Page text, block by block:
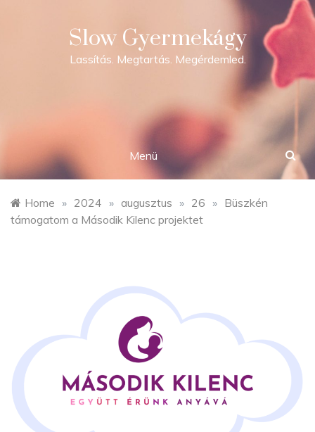
Slow Gyermekágy
Lassítás. Megtartás. Megérdemled.
Menü
Home » 2024 » augusztus » 26 » Büszkén
támogatom a Második Kilenc projektet